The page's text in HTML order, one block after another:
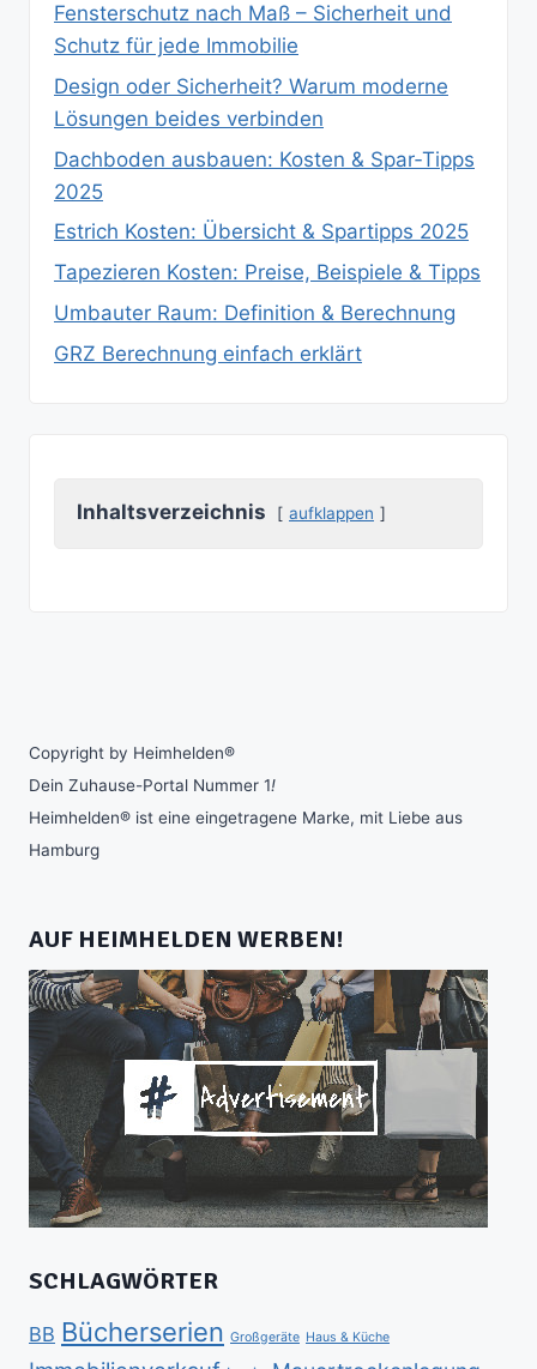
Fensterschutz nach Maß – Sicherheit und
Schutz für jede Immobilie
Design oder Sicherheit? Warum moderne
Lösungen beides verbinden
Dachboden ausbauen: Kosten & Spar‑Tipps
2025
Estrich Kosten: Übersicht & Spartipps 2025
Tapezieren Kosten: Preise, Beispiele & Tipps
Umbauter Raum: Definition & Berechnung
GRZ Berechnung einfach erklärt
Inhaltsverzeichnis aufklappen
Copyright by Heimhelden®
Dein Zuhause-Portal Nummer 1!
Heimhelden® ist eine eingetragene Marke, mit Liebe aus
Hamburg
AUF HEIMHELDEN WERBEN!
SCHLAGWÖRTER
BB Bücherserien Großgeräte Haus & Küche